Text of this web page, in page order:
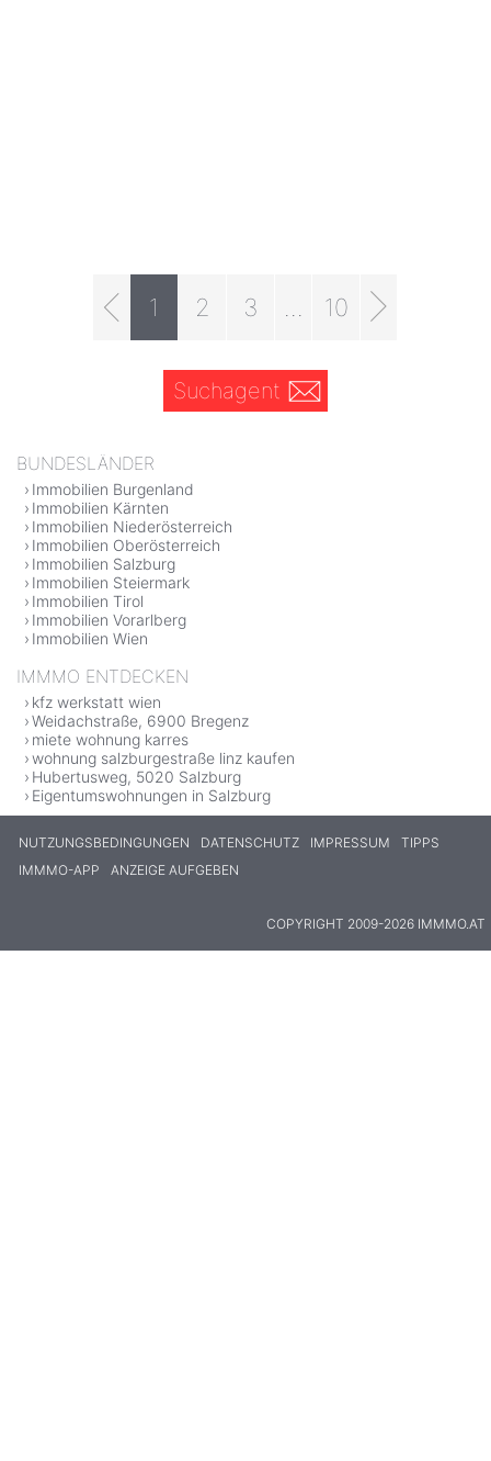
1 2 3 10
Suchagent
BUNDESLÄNDER
Immobilien Burgenland
Immobilien Kärnten
Immobilien Niederösterreich
Immobilien Oberösterreich
Immobilien Salzburg
Immobilien Steiermark
Immobilien Tirol
Immobilien Vorarlberg
Immobilien Wien
IMMMO ENTDECKEN
kfz werkstatt wien
Weidachstraße, 6900 Bregenz
miete wohnung karres
wohnung salzburgestraße linz kaufen
Hubertusweg, 5020 Salzburg
Eigentumswohnungen in Salzburg
NUTZUNGSBEDINGUNGEN DATENSCHUTZ IMPRESSUM
TIPPS
IMMMO-APP
ANZEIGE AUFGEBEN
COPYRIGHT 2009-2026 IMMMO.AT